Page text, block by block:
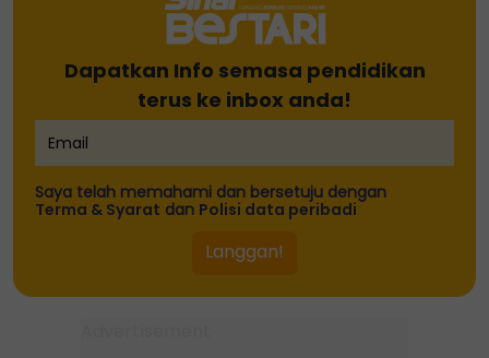
Dapatkan Info semasa pendidikan
terus ke inbox anda!
Saya telah memahami dan bersetuju dengan
Terma & Syarat dan Polisi data peribadi